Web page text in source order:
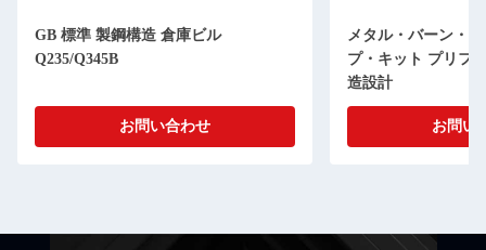
GB 標準 製鋼構造 倉庫ビル
Q235/Q345B
お問い合わせ
メタル・バーン・
プ・キット プリフ
造設計
お問い